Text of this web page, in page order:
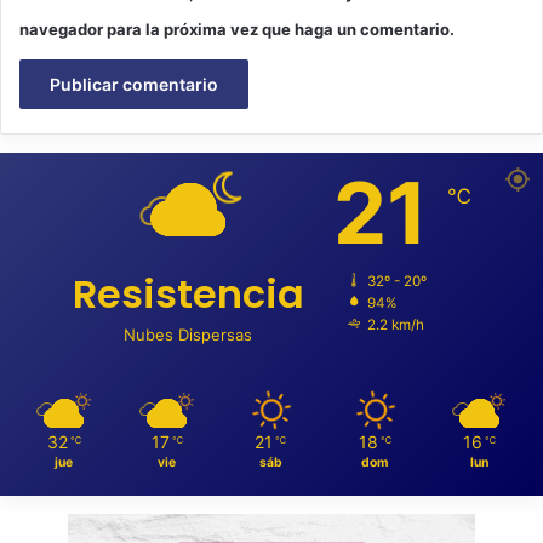
navegador para la próxima vez que haga un comentario.
Resistencia
Nubes Dispersas
21 ℃
32º - 20º
94%
2.2 km/h
32 ℃
jue
17 ℃
vie
21 ℃
sáb
18 ℃
dom
16 ℃
lun